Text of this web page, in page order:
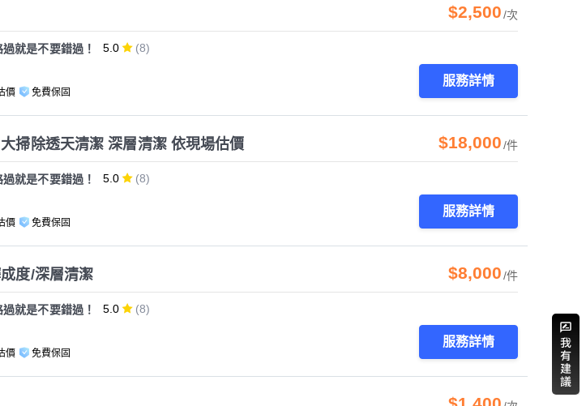
$2,500/次
就是不要錯過！ 5.0 (8)
價 免費保固
服務詳情
掃除透天清潔 深層清潔 依現場估價 $18,000/件
就是不要錯過！ 5.0 (8)
價 免費保固
服務詳情
度/深層清潔 $8,000/件
就是不要錯過！ 5.0 (8)
價 免費保固
服務詳情